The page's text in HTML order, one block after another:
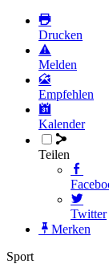
Drucken
Melden
Empfehlen
Kalender
Teilen
Twitter
Merken
Sport